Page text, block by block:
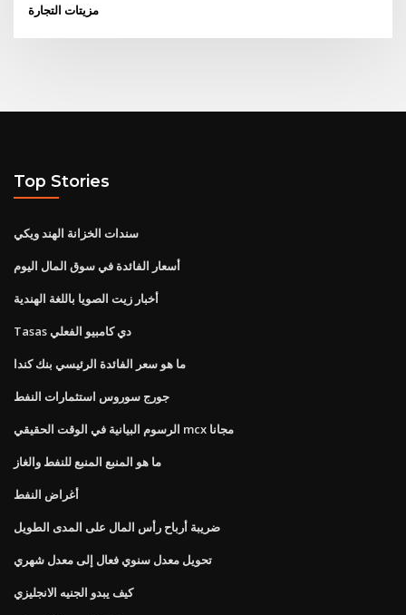
مزيتات التجارة
Top Stories
سندات الخزانة الهند ويكي
أسعار الفائدة في سوق المال اليوم
أخبار زيت الصويا باللغة الهندية
Tasas دي كامبيو الفعلي
ما هو سعر الفائدة الرئيسي بنك كندا
جورج سوروس استثمارات النفط
الرسوم البيانية في الوقت الحقيقي mcx مجانا
ما هو المنبع المنبع للنفط والغاز
أغراض النفط
ضريبة أرباح رأس المال على المدى الطويل
تحويل معدل سنوي فعال إلى معدل شهري
كيف يبدو الجنيه الانجليزي